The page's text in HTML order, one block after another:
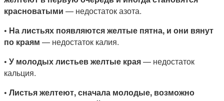
красноватыми — недостаток азота.
• На листьях появляются желтые пятна, и они вянут
по краям — недостаток калия.
• У молодых листьев желтые края— недостаток
кальция.
• Листья желтеют, сначала молодые, возможно